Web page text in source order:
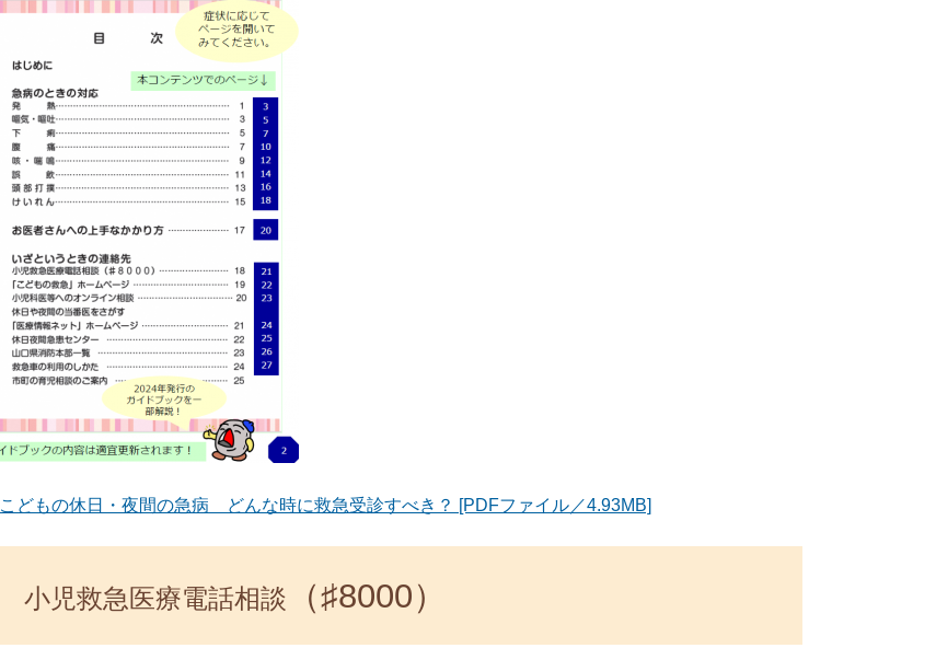
こどもの休日・夜間の急病 どんな時に救急受診すべき？ [PDFファイル／4.93MB]
小児救急医療電話相談 （♯8000）